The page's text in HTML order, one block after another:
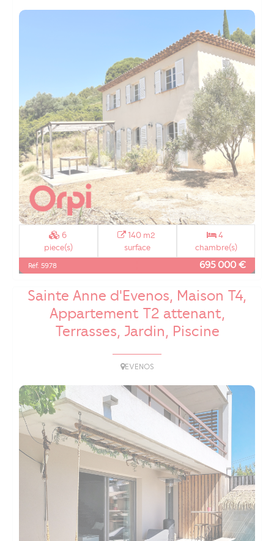
6
piece(s)
140 m2
surface
4
chambre(s)
Réf. 5978 695 000 €
Sainte Anne d'Evenos, Maison T4,
Appartement T2 attenant,
Terrasses, Jardin, Piscine
EVENOS